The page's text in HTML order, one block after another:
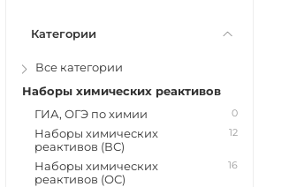
Категории
Все категории
Наборы химических реактивов
ГИА, ОГЭ по химии
0
Наборы химических
реактивов (ВС)
12
Наборы химических
реактивов (ОС)
16